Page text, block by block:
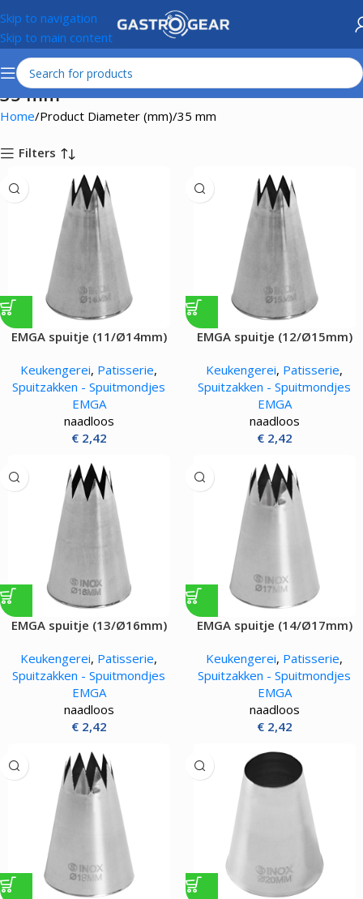
Skip to navigation
Skip to main content
35 mm
Home Product Diameter (mm) 35 mm
Filters
EMGA spuitje (11/Ø14mm)
Keukengerei, Patisserie,
Spuitzakken - Spuitmondjes
EMGA
naadloos
€2,42
EMGA spuitje (12/Ø15mm)
Keukengerei, Patisserie,
Spuitzakken - Spuitmondjes
EMGA
naadloos
€2,42
EMGA spuitje (13/Ø16mm)
Keukengerei, Patisserie,
Spuitzakken - Spuitmondjes
EMGA
naadloos
€2,42
EMGA spuitje (14/Ø17mm)
Keukengerei, Patisserie,
Spuitzakken - Spuitmondjes
EMGA
naadloos
€2,42